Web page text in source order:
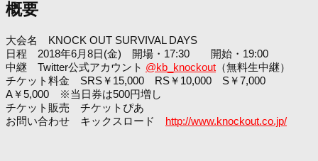
概要
大会名 KNOCK OUT SURVIVAL DAYS
日程 2018年6月8日(金) 開場・17:30 開始・19:00
中継 Twitter公式アカウント @kb_knockout （無料生中継）
チケット料金 SRS￥15,000 RS￥10,000 S￥7,000
A￥5,000 ※当日券は500円増し
チケット販売 チケットぴあ
お問い合わせ キックスロード http://www.knockout.co.jp/